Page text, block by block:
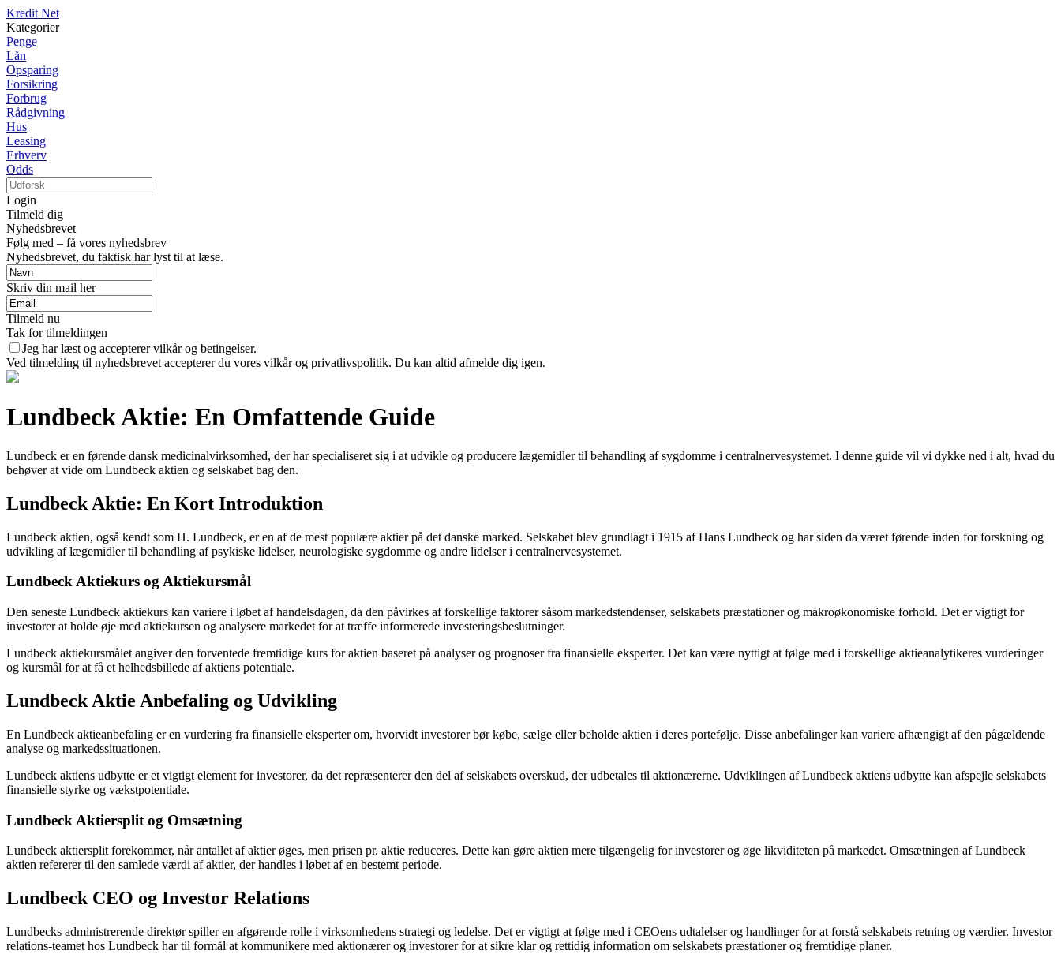
Kredit Net
Kategorier
Penge
Lån
Opsparing
Forsikring
Forbrug
Rådgivning
Hus
Leasing
Erhverv
Odds
Login
Tilmeld dig
Nyhedsbrevet
Følg med – få vores nyhedsbrev
Nyhedsbrevet, du faktisk har lyst til at læse.
Skriv din mail her
Tilmeld nu
Tak for tilmeldingen
Jeg har læst og accepterer vilkår og betingelser.
Ved tilmelding til nyhedsbrevet accepterer du vores vilkår og privatlivspolitik. Du kan altid afmelde dig igen.
Lundbeck Aktie: En Omfattende Guide
Lundbeck er en førende dansk medicinalvirksomhed, der har specialiseret sig i at udvikle og producere lægemidler til behandling af sygdomme i centralnervesystemet. I denne guide vil vi dykke ned i alt, hvad du
behøver at vide om Lundbeck aktien og selskabet bag den.
Lundbeck Aktie: En Kort Introduktion
Lundbeck aktien, også kendt som H. Lundbeck, er en af de mest populære aktier på det danske marked. Selskabet blev grundlagt i 1915 af Hans Lundbeck og har siden da været førende inden for forskning og
udvikling af lægemidler til behandling af psykiske lidelser, neurologiske sygdomme og andre lidelser i centralnervesystemet.
Lundbeck Aktiekurs og Aktiekursmål
Den seneste Lundbeck aktiekurs kan variere i løbet af handelsdagen, da den påvirkes af forskellige faktorer såsom markedstendenser, selskabets præstationer og makroøkonomiske forhold. Det er vigtigt for
investorer at holde øje med aktiekursen og analysere markedet for at træffe informerede investeringsbeslutninger.
Lundbeck aktiekursmålet angiver den forventede fremtidige kurs for aktien baseret på analyser og prognoser fra finansielle eksperter. Det kan være nyttigt at følge med i forskellige aktieanalytikeres vurderinger
og kursmål for at få et helhedsbillede af aktiens potentiale.
Lundbeck Aktie Anbefaling og Udvikling
En Lundbeck aktieanbefaling er en vurdering fra finansielle eksperter om, hvorvidt investorer bør købe, sælge eller beholde aktien i deres portefølje. Disse anbefalinger kan variere afhængigt af den pågældende
analyse og markedssituationen.
Lundbeck aktiens udbytte er et vigtigt element for investorer, da det repræsenterer den del af selskabets overskud, der udbetales til aktionærerne. Udviklingen af Lundbeck aktiens udbytte kan afspejle selskabets
finansielle styrke og vækstpotentiale.
Lundbeck Aktiersplit og Omsætning
Lundbeck aktiersplit forekommer, når antallet af aktier øges, men prisen pr. aktie reduceres. Dette kan gøre aktien mere tilgængelig for investorer og øge likviditeten på markedet. Omsætningen af Lundbeck
aktien refererer til den samlede værdi af aktier, der handles i løbet af en bestemt periode.
Lundbeck CEO og Investor Relations
Lundbecks administrerende direktør spiller en afgørende rolle i virksomhedens strategi og ledelse. Det er vigtigt at følge med i CEOens udtalelser og handlinger for at forstå selskabets retning og værdier. Investor
relations-teamet hos Lundbeck har til formål at kommunikere med aktionærer og investorer for at sikre klar og rettidig information om selskabets præstationer og fremtidige planer.